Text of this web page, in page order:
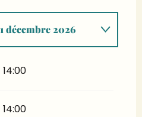
31 juillet 2026
décembre 2026
14:00
14:00